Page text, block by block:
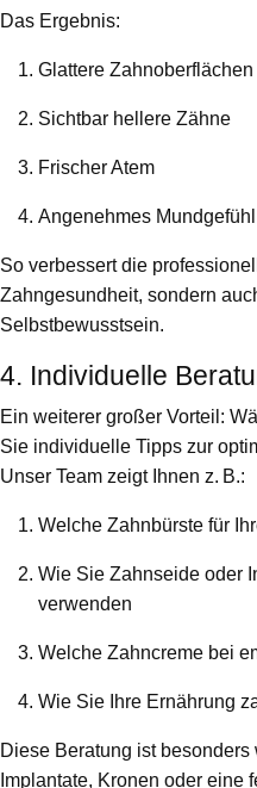
Das Ergebnis:
Glattere Zahnoberflächen
Sichtbar hellere Zähne
Frischer Atem
Angenehmes Mundgefühl
So verbessert die
Zahngesundheit, sondern
Selbstbewusstsein.
4. Individuelle
Ein weiterer großer Vorteil:
Sie individuelle Tipps zur
Unser Team zeigt Ihnen z. B.:
Welche Zahnbürste für
Wie Sie Zahnseide oder
verwenden
Welche Zahncreme bei
Wie Sie Ihre Ernährung
Diese Beratung ist besonders
Implantate, Kronen oder eine